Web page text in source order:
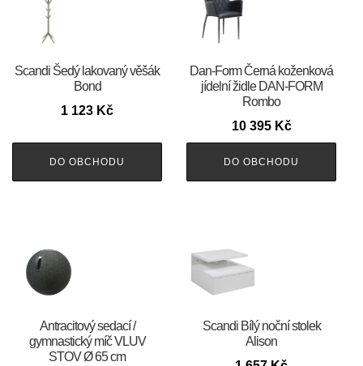
Scandi Šedý lakovaný věšák
Bond
1 123 Kč
DO OBCHODU
​​​​​Dan-Form Černá koženková
jídelní židle DAN-FORM
Rombo
10 395 Kč
DO OBCHODU
Antracitový sedací /
gymnastický míč VLUV
STOV Ø 65 cm
Scandi Bílý noční stolek
Alison